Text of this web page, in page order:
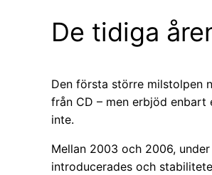
De tidiga
Den första större milstolpen
från CD – men erbjöd
inte.
Mellan 2003 och 2006,
introducerades och